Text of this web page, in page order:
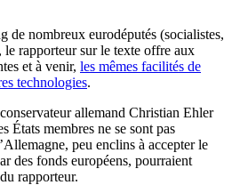
nombreux eurodéputés (socialistes,
le rapporteur sur le texte offre aux
et à venir, les mêmes facilités de
technologies.
allemand Christian Ehler
États membres ne se sont pas
peu enclins à accepter le
des fonds européens, pourraient
rapporteur.